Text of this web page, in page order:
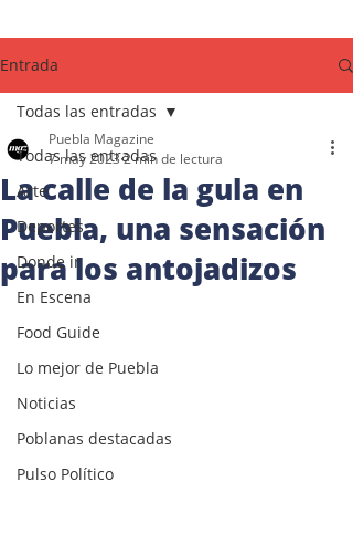
Entrada
Todas las entradas
Arte
Deportes
Donde ir
En Escena
Food Guide
Lo mejor de Puebla
Noticias
Poblanas destacadas
Pulso Político
Todas las entradas
La calle de la gula en
Puebla, una sensación
para los antojadizos
Puebla Magazine
7 may 20232 min de lectura